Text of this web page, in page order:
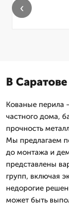
‹
В Саратове
Кованые перила
частного дома,
прочность
Мы предлагаем
до монтажа и
представлены
групп, включая
недорогие
может быть